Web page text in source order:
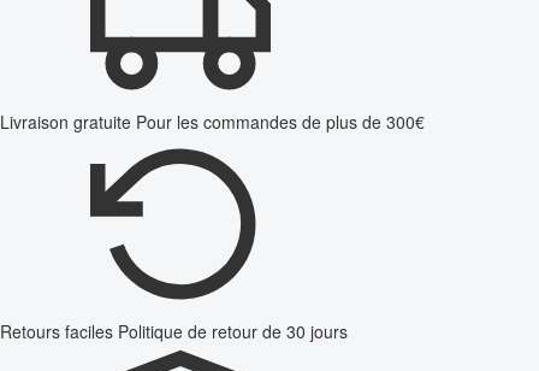
Livraison gratuite Pour les commandes de plus de 300€
Retours faciles Politique de retour de 30 jours